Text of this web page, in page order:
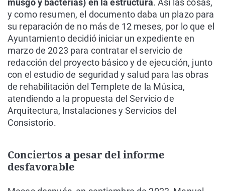
musgo y bacterias) en la estructura. Así las cosas,
y como resumen, el documento daba un plazo para
su reparación de no más de 12 meses, por lo que el
Ayuntamiento decidió iniciar un expediente en
marzo de 2023 para contratar el servicio de
redacción del proyecto básico y de ejecución, junto
con el estudio de seguridad y salud para las obras
de rehabilitación del Templete de la Música,
atendiendo a la propuesta del Servicio de
Arquitectura, Instalaciones y Servicios del
Consistorio.
Conciertos a pesar del informe
desfavorable